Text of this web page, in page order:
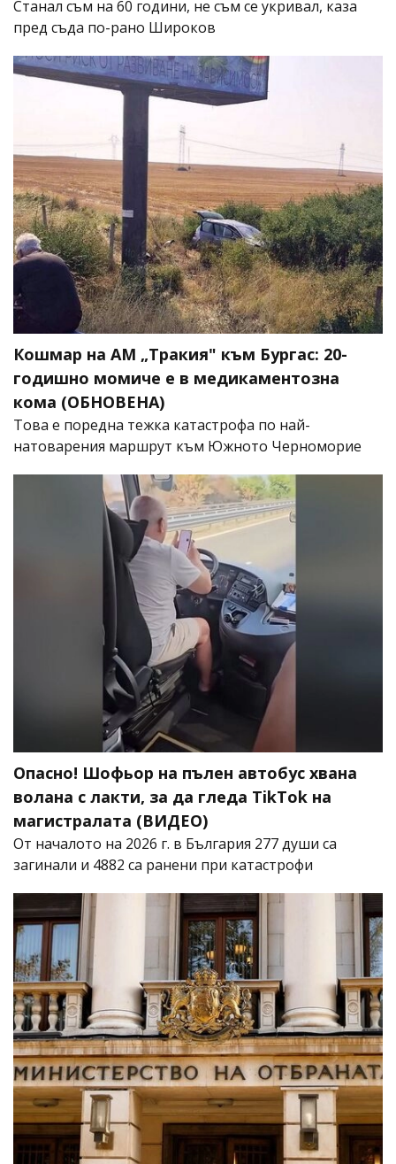
Станал съм на 60 години, не съм се укривал, каза
пред съда по-рано Широков
Кошмар на АМ „Тракия" към Бургас: 20-
годишно момиче е в медикаментозна
кома (ОБНОВЕНА)
Това е поредна тежка катастрофа по най-
натоварения маршрут към Южното Черноморие
Опасно! Шофьор на пълен автобус хвана
волана с лакти, за да гледа TikTok на
магистралата (ВИДЕО)
От началото на 2026 г. в България 277 души са
загинали и 4882 са ранени при катастрофи